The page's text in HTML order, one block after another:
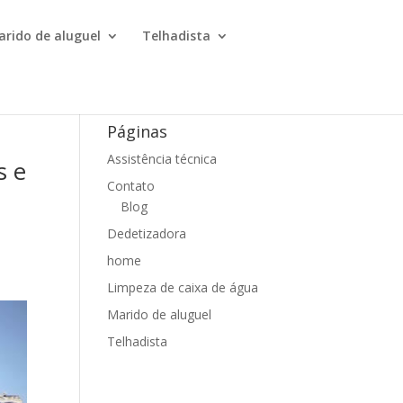
de aluguel Telhadista
e
Páginas
Assistência técnica
Contato
Blog
Dedetizadora
home
Limpeza de caixa de água
Marido de aluguel
Telhadista